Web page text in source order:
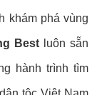
khám phá vùng
Best luôn sẵn
hành trình tìm